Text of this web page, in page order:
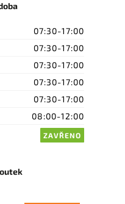
07:30-17:00
07:30-17:00
07:30-17:00
07:30-17:00
07:30-17:00
08:00-12:00
ZAVŘENO